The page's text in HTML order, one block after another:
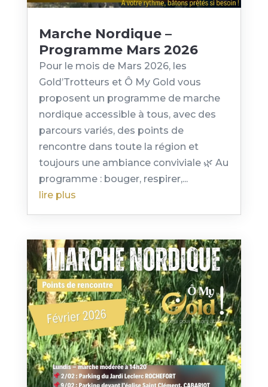
Marche Nordique –
Programme Mars 2026
Pour le mois de Mars 2026, les
Gold’Trotteurs et Ô My Gold vous
proposent un programme de marche
nordique accessible à tous, avec des
parcours variés, des points de
rencontre dans toute la région et
toujours une ambiance conviviale 🌿 Au
programme : bouger, respirer,...
lire plus